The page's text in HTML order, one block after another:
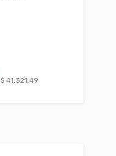
$ 41.321,49